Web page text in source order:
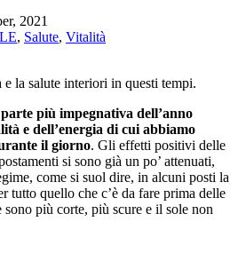
2021
, Salute, Vitalità
più impegnativa dell’anno
e dell’energia di cui abbiamo
il giorno. Gli effetti positivi delle
si sono già un po’ attenuati,
come si suol dire, in alcuni posti la
tutto quello che c’è da fare prima delle
più corte, più scure e il sole non